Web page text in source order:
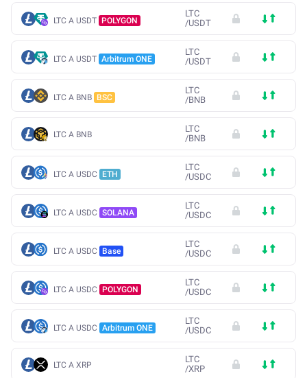
LTC A USDT POLYGON
LTC
/USDT
LTC A USDT Arbitrum ONE
LTC
/USDT
LTC A BNB BSC
LTC
/BNB
LTC A BNB
LTC
/BNB
LTC A USDC ETH
LTC
/USDC
LTC A USDC SOLANA
LTC
/USDC
LTC A USDC Base
LTC
/USDC
LTC A USDC POLYGON
LTC
/USDC
LTC A USDC Arbitrum ONE
LTC
/USDC
LTC A XRP
LTC
/XRP